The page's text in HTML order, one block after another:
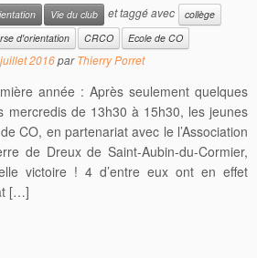
Vie du club et taggé avec
collège
d'orientation CRCO
Ecole de CO
2016parThierry Porret
année : Après seulement quelques
mercredis de 13h30 à 15h30, les jeunes
CO, en partenariat avec le l’Association
de Dreux de Saint-Aubin-du-Cormier,
victoire ! 4 d’entre eux ont en effet
[…]